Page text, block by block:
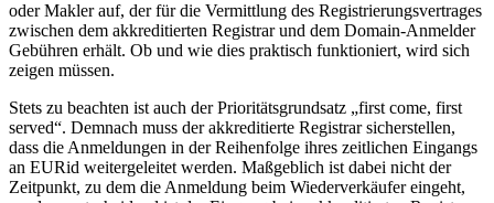
oder Makler auf, der für die Vermittlung des Registrierungsvertrages
zwischen dem akkreditierten Registrar und dem Domain-Anmelder
Gebühren erhält. Ob und wie dies praktisch funktioniert, wird sich
zeigen müssen.
Stets zu beachten ist auch der Prioritätsgrundsatz „first come, first
served“. Demnach muss der akkreditierte Registrar sicherstellen,
dass die Anmeldungen in der Reihenfolge ihres zeitlichen Eingangs
an EURid weitergeleitet werden. Maßgeblich ist dabei nicht der
Zeitpunkt, zu dem die Anmeldung beim Wiederverkäufer eingeht,